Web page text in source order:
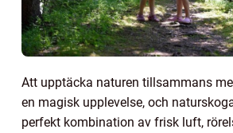
Att upptäcka naturen tillsammans
en magisk upplevelse, och
perfekt kombination av frisk luft,